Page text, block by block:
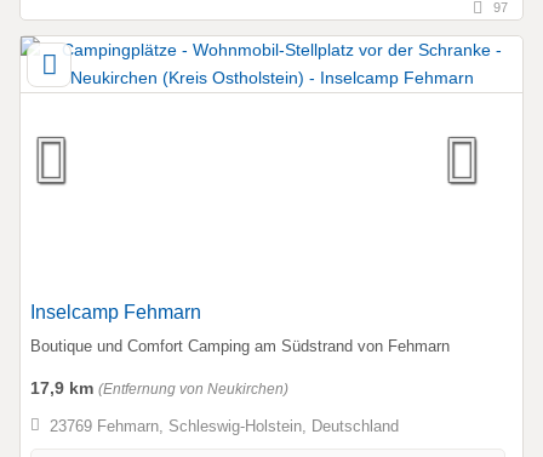
97
Inselcamp Fehmarn
Boutique und Comfort Camping am Südstrand von Fehmarn
17,9 km (Entfernung von Neukirchen)
23769 Fehmarn, Schleswig-Holstein, Deutschland